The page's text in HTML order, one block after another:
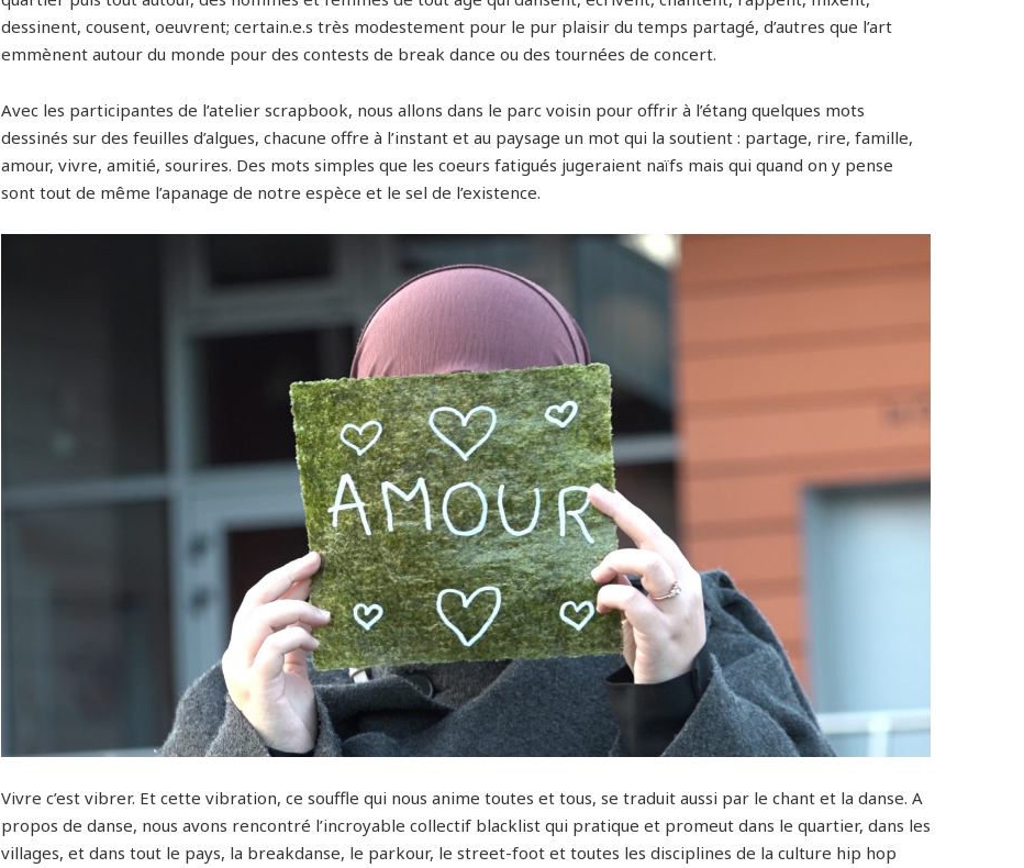
dessinent, cousent, oeuvrent; certain.e.s très modestement pour le pur plaisir du temps partagé, d’autres que l’art
emmènent autour du monde pour des contests de break dance ou des tournées de concert.
Avec les participantes de l’atelier scrapbook, nous allons dans le parc voisin pour offrir à l’étang quelques mots
dessinés sur des feuilles d’algues, chacune offre à l’instant et au paysage un mot qui la soutient : partage, rire, famille,
amour, vivre, amitié, sourires. Des mots simples que les coeurs fatigués jugeraient naïfs mais qui quand on y pense
sont tout de même l’apanage de notre espèce et le sel de l’existence.
Vivre c’est vibrer. Et cette vibration, ce souffle qui nous anime toutes et tous, se traduit aussi par le chant et la danse. A
propos de danse, nous avons rencontré l’incroyable collectif blacklist qui pratique et promeut dans le quartier, dans les
villages, et dans tout le pays, la breakdanse, le parkour, le street-foot et toutes les disciplines de la culture hip hop